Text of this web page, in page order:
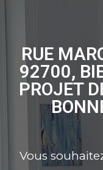
RUE
92700,
PROJET
Vous